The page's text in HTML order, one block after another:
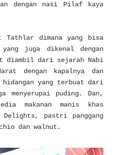
dengan nasi Pilaf kaya
Tathlar dimana yang bisa
juga dikenal dengan
diambil dari sejarah Nabi
dengan kapalnya dan
hidangan yang terbuat dari
puding. Dan,
makanan manis khas
pastri panggang
dan walnut.